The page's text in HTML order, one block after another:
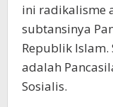
ini radikalisme
subtansinya
Republik
adalah
Sosialis.